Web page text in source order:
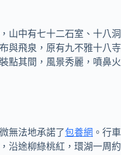
山中有七十二石室、十八洞
與飛泉，原有九不雅十八寺
點其間，風景秀麗，噴鼻火
無法地承諾了包養網 。行車
沿途柳綠桃紅，環湖一周約